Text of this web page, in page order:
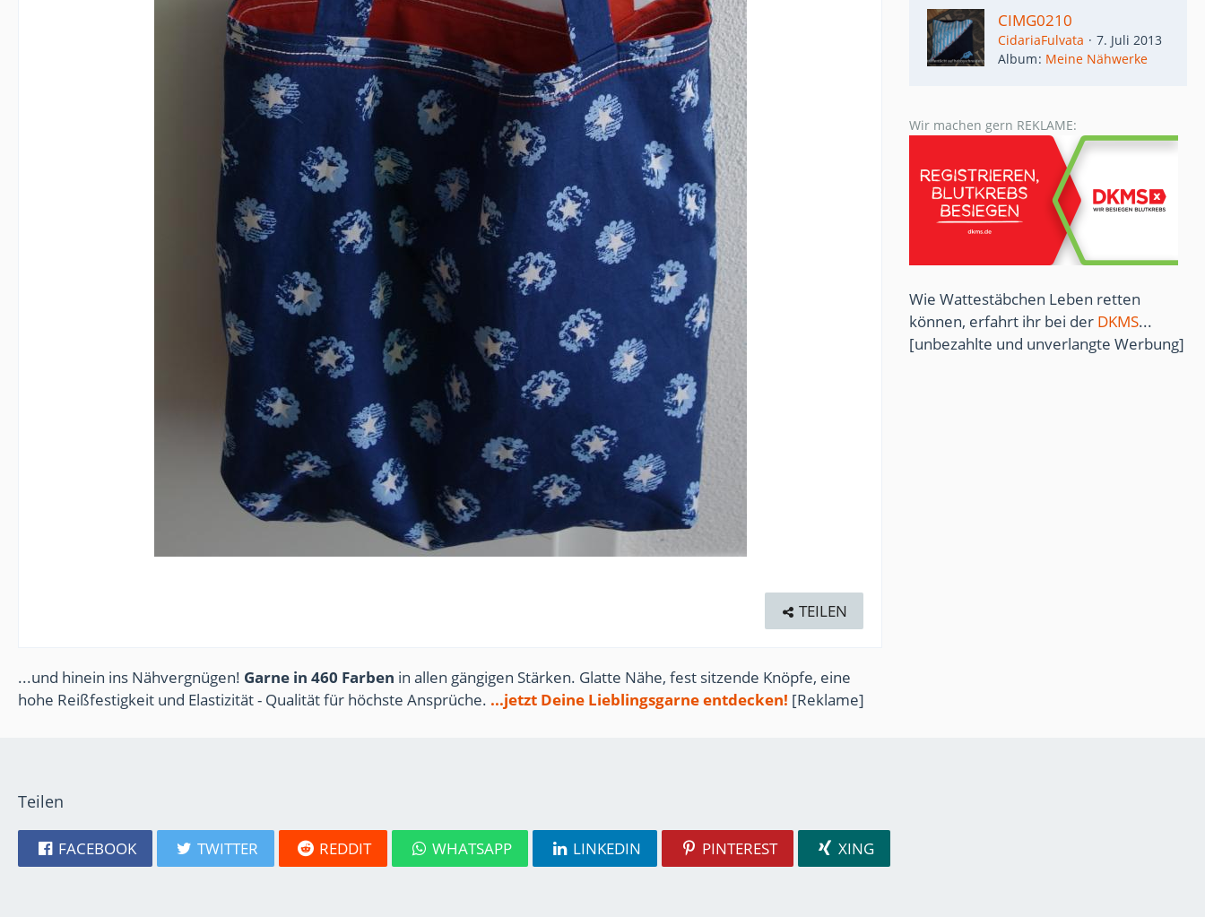
TEILEN
...und hinein ins Nähvergnügen! Garne in 460 Farben in allen gängigen Stärken. Glatte Nähe, fest sitzende Knöpfe, eine
hohe Reißfestigkeit und Elastizität - Qualität für höchste Ansprüche. ...jetzt Deine Lieblingsgarne entdecken! [Reklame]
CIMG0210
CidariaFulvata
7. Juli 2013
Album Meine Nähwerke
Wir machen gern REKLAME:
Wie Wattestäbchen Leben retten
können, erfahrt ihr bei der DKMS...
[unbezahlte und unverlangte Werbung]
Teilen
FACEBOOK TWITTER REDDIT WHATSAPP LINKEDIN PINTEREST XING